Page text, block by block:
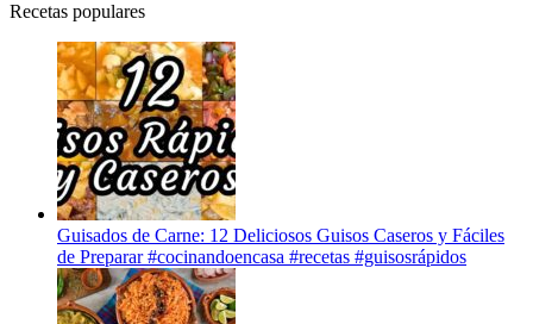
Recetas populares
Guisados de Carne: 12 Deliciosos Guisos Caseros y Fáciles
de Preparar #cocinandoencasa #recetas #guisosrápidos